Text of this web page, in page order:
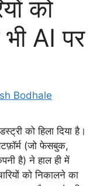
को
भी AI पर
Bodhale
को हिला दिया है।
(जो फेसबुक,
है) ने हाल ही में
को निकालने का